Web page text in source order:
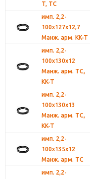
T, TC
имп. 2,2-
100х127х12,7
Манж. арм. KK-T
имп. 2,2-
100х130х12
Манж. арм. TC,
KK-T
имп. 2,2-
100х130х13
Манж. арм. TC,
KK-T
имп. 2,2-
100х135х12
Манж. арм. TC
имп. 2,2-